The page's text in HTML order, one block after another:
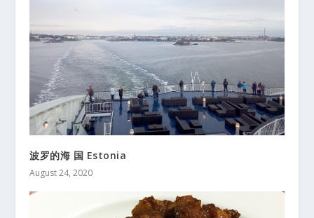
波罗的海 国 Estonia
August 24, 2020